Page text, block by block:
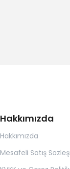
Hakkımızda
Hakkımızda
Mesafeli Satış